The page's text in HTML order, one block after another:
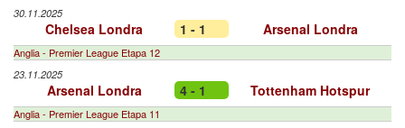
30.11.2025
Chelsea Londra 1 - 1 Arsenal Londra
Anglia - Premier League Etapa 12
23.11.2025
Arsenal Londra 4 - 1 Tottenham Hotspur
Anglia - Premier League Etapa 11